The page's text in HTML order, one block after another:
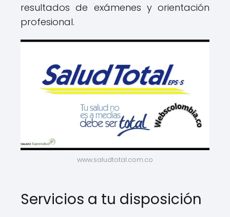
resultados de exámenes y orientación
profesional.
www.saludtotal.com.co
Servicios a tu disposición